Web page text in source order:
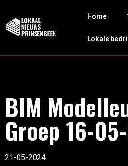
Home
Lokale
BIM
Groep 16-
21-05-2024